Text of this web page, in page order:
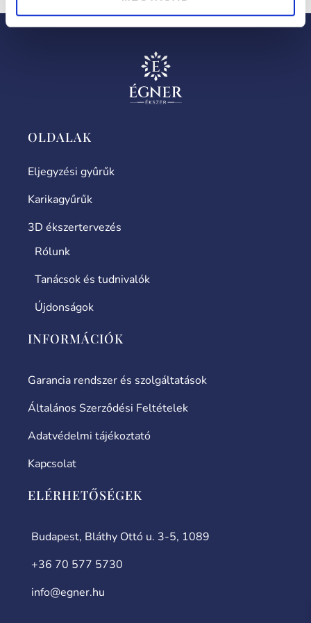
OLDALAK
Eljegyzési gyűrűk
Karikagyűrűk
3D ékszertervezés
Rólunk
Tanácsok és tudnivalók
Újdonságok
INFORMÁCIÓK
Garancia rendszer és szolgáltatások
Általános Szerződési Feltételek
Adatvédelmi tájékoztató
Kapcsolat
ELÉRHETŐSÉGEK
Budapest, Bláthy Ottó u. 3-5, 1089
+36 70 577 5730
info@egner.hu